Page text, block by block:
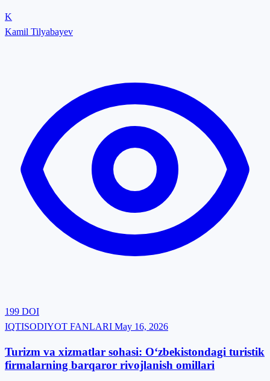
K
Kamil Tilyabayev
199 DOI
IQTISODIYOT FANLARI May 16, 2026
Turizm va xizmatlar sohasi: O‘zbekistondagi turistik
firmalarning barqaror rivojlanish omillari